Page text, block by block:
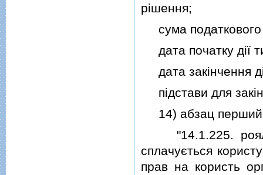
рiшення;
сума податкового
дата початку дiї
дата закiнчення
пiдстави для
14) абзац перший
"14.1.225.
сплачується
прав на користь